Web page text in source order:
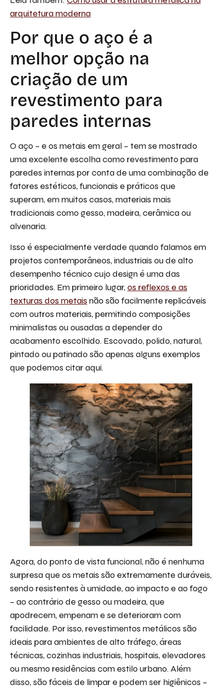
arquitetura moderna
Por que o aço é a
melhor opção na
criação de um
revestimento para
paredes internas
O aço – e os metais em geral – tem se mostrado
uma excelente escolha como revestimento para
paredes internas por conta de uma combinação de
fatores estéticos, funcionais e práticos que
superam, em muitos casos, materiais mais
tradicionais como gesso, madeira, cerâmica ou
alvenaria.
Isso é especialmente verdade quando falamos em
projetos contemporâneos, industriais ou de alto
desempenho técnico cujo design é uma das
prioridades. Em primeiro lugar,os reflexos e as
texturas dos metais não são facilmente replicáveis
com outros materiais, permitindo composições
minimalistas ou ousadas a depender do
acabamento escolhido. Escovado, polido, natural,
pintado ou patinado são apenas alguns exemplos
que podemos citar aqui.
Agora, do ponto de vista funcional, não é nenhuma
surpresa que os metais são extremamente duráveis,
sendo resistentes à umidade, ao impacto e ao fogo
– ao contrário de gesso ou madeira, que
apodrecem, empenam e se deterioram com
facilidade. Por isso, revestimentos metálicos são
ideais para ambientes de alto tráfego, áreas
técnicas, cozinhas industriais, hospitais, elevadores
ou mesmo residências com estilo urbano. Além
disso, são fáceis de limpar e podem ser higiênicos –